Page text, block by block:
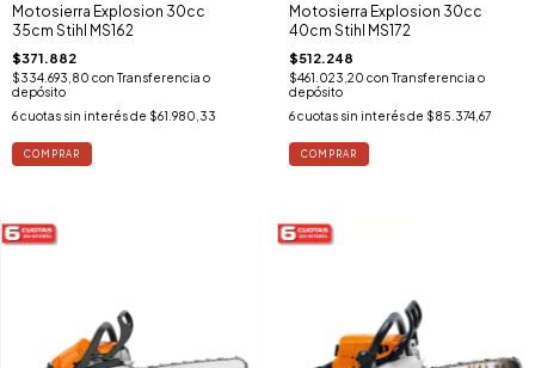
Motosierra Explosion 30cc
35cm Stihl MS162
$371.882
$334.693,80 con Transferencia o
depósito
6cuotas sin interés de $61.980,33
Motosierra Explosion 30cc
40cm Stihl MS172
$512.248
$461.023,20 con Transferencia o
depósito
6 cuotas sin interés de $85.374,67